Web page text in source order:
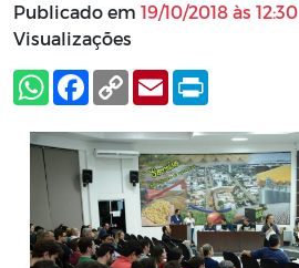
Publicado em 19/10/2018 às 12:30
Visualizações